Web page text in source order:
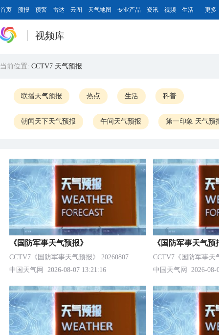
首页 预报 预警 雷达 云图 天气地图 专业产品 资讯 视频 生活 更多
视频库
当前位置: CCTV7 天气预报
联播天气预报 热点 生活 科普
朝闻天下天气预报 午间天气预报 第一印象 天气预
《国防军事天气预报》
CCTV7《国防军事天气预报》 20260807
中国天气网
2026-08-07 13:21:16
《国防军事天气预
CCTV7《国防军事天
中国天气网
2026-08-